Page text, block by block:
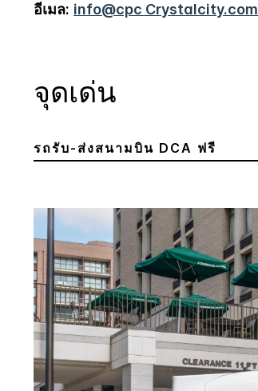
อีเมล: info@cpc Crystalcity.com
จุดเด่น
รถรับ-ส่งสนามบิน DCA ฟรี